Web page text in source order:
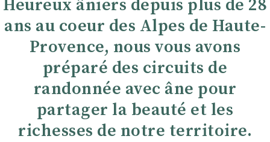
Heureux âniers depuis plus de 28
ans au coeur des Alpes de Haute-
Provence, nous vous avons
préparé des circuits de
randonnée avec âne pour
partager la beauté et les
richesses de notre territoire.